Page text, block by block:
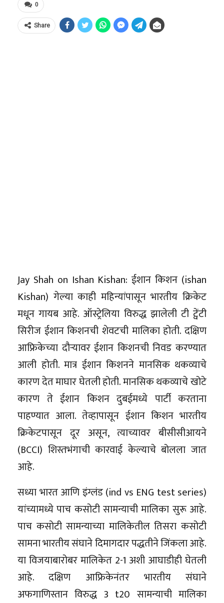
0
Share
Jay Shah on Ishan Kishan: ईशान किशन (ishan
Kishan) गेल्या काही महिन्यांपासून भारतीय क्रिकेट
मधून गायब आहे. ऑस्ट्रेलिया विरुद्ध झालेली टी ट्वेंटी
सिरीज ईशान किशनची शेवटची मालिका होती. दक्षिण
आफ्रिकेच्या दौऱ्यावर ईशान किशनची निवड करण्यात
आली होती. मात्र ईशान किशनने मानसिक थकव्याचे
कारण देत माघार घेतली होती. मानसिक थकव्याचे खोटे
कारण ते ईशान किशन दुबईमध्ये पार्टी करताना
पाहण्यात आला. तेव्हापासून ईशान किशन भारतीय
क्रिकेटपासून दूर असून, त्याच्यावर बीसीसीआयने
(BCCI) शिस्तभंगाची कारवाई केल्याचे बोलला जात
आहे.
सध्या भारत आणि इंग्लंड (ind vs ENG test series)
यांच्यामध्ये पाच कसोटी सामन्याची मालिका सुरू आहे.
पाच कसोटी सामन्याच्या मालिकेतील तिसरा कसोटी
सामना भारतीय संघाने दिमागदार पद्धतीने जिंकला आहे.
या विजयाबारोबर मालिकेत 2-1 अशी आघाडीही घेतली
आहे. दक्षिण आफ्रिकेनंतर भारतीय संघाने
अफगाणिस्तान विरुद्ध 3 t20 सामन्याची मालिका